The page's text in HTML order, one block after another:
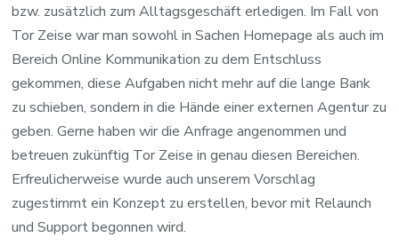
bzw. zusätzlich zum Alltagsgeschäft erledigen. Im Fall von
Tor Zeise war man sowohl in Sachen Homepage als auch im
Bereich Online Kommunikation zu dem Entschluss
gekommen, diese Aufgaben nicht mehr auf die lange Bank
zu schieben, sondern in die Hände einer externen Agentur zu
geben. Gerne haben wir die Anfrage angenommen und
betreuen zukünftig Tor Zeise in genau diesen Bereichen.
Erfreulicherweise wurde auch unserem Vorschlag
zugestimmt ein Konzept zu erstellen, bevor mit Relaunch
und Support begonnen wird.